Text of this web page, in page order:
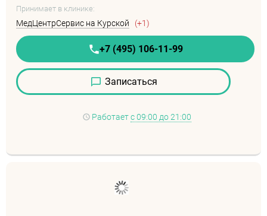
Принимает в клинике:
МедЦентрСервис на Курской (+1)
+7 (495) 106-11-99
Записаться
Работает с 09:00 до 21:00